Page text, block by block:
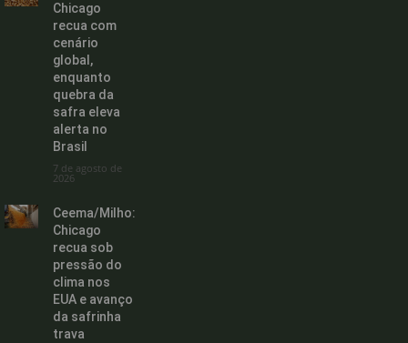
Chicago
recua com
cenário
global,
enquanto
quebra da
safra eleva
alerta no
Brasil
7 de agosto de
2026
Ceema/Milho:
Chicago
recua sob
pressão do
clima nos
EUA e avanço
da safrinha
trava